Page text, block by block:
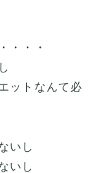
・・・
ットなんて必
いし
いし